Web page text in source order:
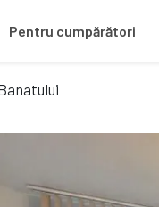
Pentru cumpărători